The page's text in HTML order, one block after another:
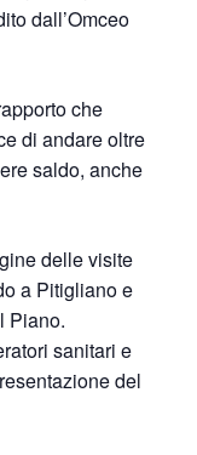
dall’Omceo
che
di andare oltre
saldo, anche
delle visite
a Pitigliano e
Piano.
sanitari e
del